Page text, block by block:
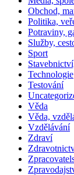
Obchod,
Politika,
Potraviny,
Služby,
Sport
Technologie
Testování
Věda
Věda,
Vzdělávání
Zdraví